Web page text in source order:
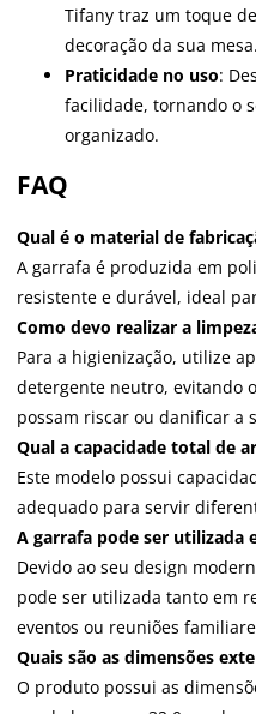
Tifany traz um toque
decoração da sua mesa.
Praticidade no uso:
facilidade, tornando o
organizado.
FAQ
Qual é o material de
A garrafa é produzida em
resistente e durável, ideal
Como devo realizar a
Para a higienização, utilize
detergente neutro, evitando
possam riscar ou danificar a
Qual a capacidade total de
Este modelo possui
adequado para servir
A garrafa pode ser utilizada
Devido ao seu design
pode ser utilizada tanto em
eventos ou reuniões
Quais são as dimensões
O produto possui as